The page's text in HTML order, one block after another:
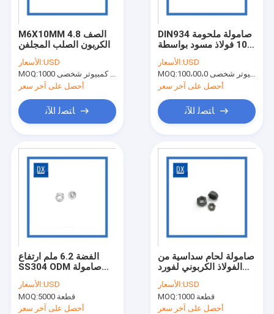
M6X10MM الصف 4.8
الكربون الصلب المجلفن
جولة الإناث لحام الجوز
الأسعار:USD
MOQ:
جهاز كمبيوتر شخصى 1000
أحصل على آخر سعر
ﺎﺘﺼﻟ ﺍﻶﻧ
DIN934 صامولة ملحومة
10.9 فولاذ مسود بواسطة
المعالجة الحرارية M8 -
M24 الأسعار:USD
MOQ:
100،00،0 جهاز كمبيوتر شخصى
أحصل على آخر سعر
ﺎﺘﺼﻟ ﺍﻶﻧ
الفضة 6.2 ملم ارتفاع
SS304 ODM صامولة
لحام بقاعدة مستديرة
الأسعار:USD
MOQ:
5000 قطعة
أحصل على آخر سعر
صامولة لحام سداسية من
الفولاذ الكربوني لفورد
DIN562 M1.6 M2 M2.5
M3 M3.5
الأسعار:USD
MOQ:
1000 قطعة
أحصل على آخر سعر